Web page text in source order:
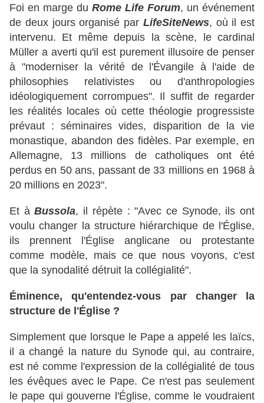
Foi en marge du Rome Life Forum, un événement
de deux jours organisé par LifeSiteNews, où il est
intervenu. Et même depuis la scène, le cardinal
Müller a averti qu'il est purement illusoire de penser
à "moderniser la vérité de l'Évangile à l'aide de
philosophies relativistes ou d'anthropologies
idéologiquement corrompues". Il suffit de regarder
les réalités locales où cette théologie progressiste
prévaut : séminaires vides, disparition de la vie
monastique, abandon des fidèles. Par exemple, en
Allemagne, 13 millions de catholiques ont été
perdus en 50 ans, passant de 33 millions en 1968 à
20 millions en 2023".
Et àBussola, il répète : "Avec ce Synode, ils ont
voulu changer la structure hiérarchique de l'Église,
ils prennent l'Église anglicane ou protestante
comme modèle, mais ce que nous voyons, c'est
que la synodalité détruit la collégialité".
Éminence, qu'entendez-vous par changer la
structure de l'Église ?
Simplement que lorsque le Pape a appelé les laïcs,
il a changé la nature du Synode qui, au contraire,
est né comme l'expression de la collégialité de tous
les évêques avec le Pape. Ce n'est pas seulement
le pape qui gouverne l'Église, comme le voudraient